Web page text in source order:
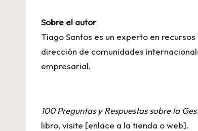
Sobre el autor
Tiago Santos es un experto en
dirección de comunidades
empresarial.
100 Preguntas y Respuestas sobre la
libro, visite [enlace a la tienda o web].